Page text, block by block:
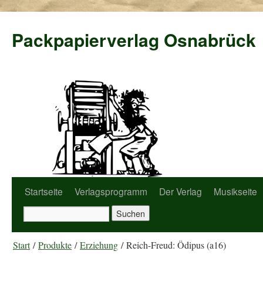
Packpapierverlag Osnabrück
Startseite Verlagsprogramm Der Verlag Musikseite
Start/Produkte /Erziehung / Reich-Freud: Ödipus (a16)